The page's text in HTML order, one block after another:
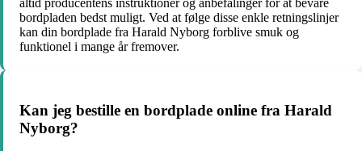
altid producentens instruktioner og anbefalinger for at bevare
bordpladen bedst muligt. Ved at følge disse enkle retningslinjer
kan din bordplade fra Harald Nyborg forblive smuk og
funktionel i mange år fremover.
Kan jeg bestille en bordplade online fra Harald
Nyborg?